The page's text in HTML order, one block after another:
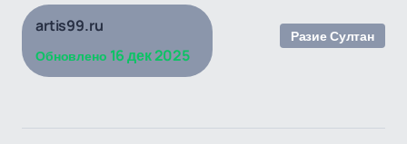
artis99.ru
Обновлено 16 дек 2025
Разие Султан